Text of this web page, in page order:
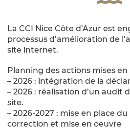
La CCI Nice Côte d’Azur est
processus d’amélioration de
site internet.
Planning des actions mises en
– 2026 : intégration de la
– 2026 : réalisation d’un audit
site.
– 2026-2027 : mise en place
correction et mise en oeuvre